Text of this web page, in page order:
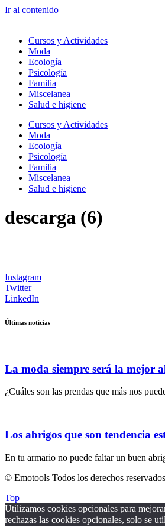
Ir al contenido
Cursos y Actividades
Moda
Ecología
Psicología
Familia
Miscelanea
Salud e higiene
Cursos y Actividades
Moda
Ecología
Psicología
Familia
Miscelanea
Salud e higiene
descarga (6)
Instagram
Twitter
LinkedIn
Últimas noticias
La moda siempre será la mejor
¿Cuáles son las prendas que más nos
Los abrigos que son tendencia
En tu armario no puede faltar un buen
© Emotools Todos los derechos
Top
Utilizamos cookies opcionales para
rechazas las cookies opcionales, solo se